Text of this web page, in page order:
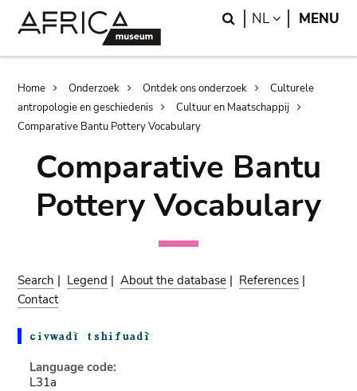
Search
NL LANGUAGE
MENU
Breadcrumb
Home Onderzoek Ontdek ons onderzoek
Culturele
antropologie en geschiedenis
Cultuur en Maatschappij
Comparative Bantu Pottery Vocabulary
Comparative Bantu
Pottery Vocabulary
Search | Legend |About the database | References |
Contact
Language code:
L31a